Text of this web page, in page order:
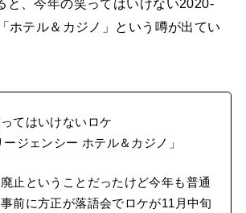
と、今年の笑ってはいけない2020-
ホテル＆カジノ」という噂が出てい
てはいけないロケ
ージェンシー ホテル＆カジノ」
止ということだったけど今年も普通
前に方正が落語会でロケが11月中旬